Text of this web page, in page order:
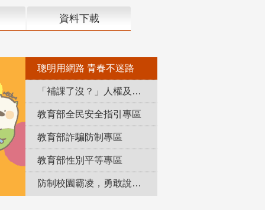
資料下載
聰明用網路 青春不迷路
「補課了沒？」人權及轉型正義教育專區
教育部全民安全指引專區
教育部詐騙防制專區
教育部性別平等專區
防制校園霸凌，勇敢說出來！